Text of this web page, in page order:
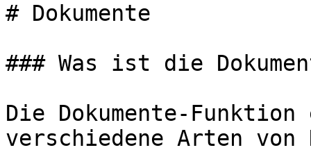
# Dokumente
### Was ist die
Die Dokumente-
verschiedene Arten von